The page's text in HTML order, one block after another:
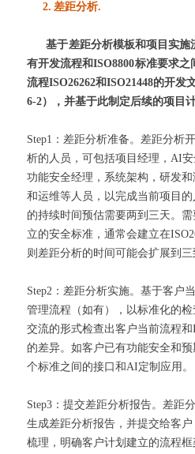
2. 差距分析.
基于差距分析模板和项目实施
有开发流程和ISO8800标准要求
流程ISO26262和ISO21448的开发
6-2），并基于此制定后续的项目
Step1：差距分析准备。差距分析
析的人员，可包括项目经理，AI
功能安全经理，系统架构，研发
和运维等人员，以完成当前项目
的持续时间预估需要两到三天。
立的安全标准，通常会建立在
则差距分析的时间可能会扩展到三
Step2：差距分析实施。 基于客户
管理流程（如有），以标准化的
交流的形式检查出客户当前流程
的差异。如客户已有功能安全和
个标准之间的接口和AI定制应用。
Step3：提交差距分析报告。差距
生成差距分析报告，并提交给客
梳理，明确客户计划建立的流程